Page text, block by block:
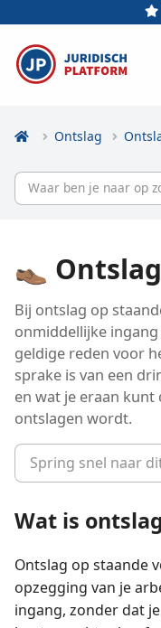
Ontslag
👞
Bij ontslag op
onmiddellijke
geldige reden voor
sprake is van een
en wat je eraan kunt
ontslagen wordt.
Spring snel naar
Wat is
Ontslag op staande
opzegging van je
ingang, zonder dat